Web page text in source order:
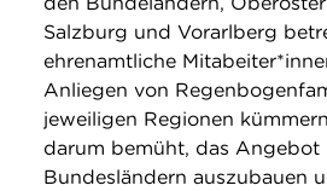
Salzburg und Vorarlberg
ehrenamtliche
Anliegen von
jeweiligen Regionen
darum bemüht, das Angebot
Bundesländern auszubauen